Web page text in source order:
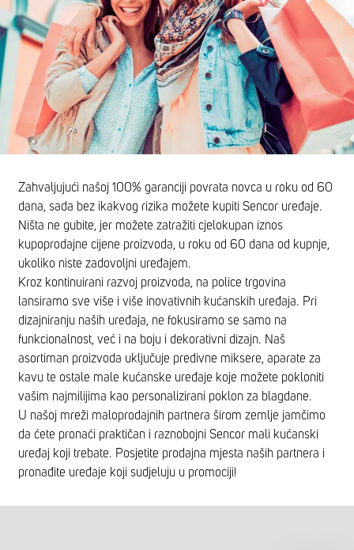
Zahvaljujući našoj 100% garanciji povrata novca u roku od 60
dana, sada bez ikakvog rizika možete kupiti Sencor uređaje.
Ništa ne gubite, jer možete zatražiti cjelokupan iznos
kupoprodajne cijene proizvoda, u roku od 60 dana od kupnje,
ukoliko niste zadovoljni uređajem.
Kroz kontinuirani razvoj proizvoda, na police trgovina
lansiramo sve više i više inovativnih kućanskih uređaja. Pri
dizajniranju naših uređaja, ne fokusiramo se samo na
funkcionalnost, već i na boju i dekorativni dizajn. Naš
asortiman proizvoda uključuje predivne miksere, aparate za
kavu te ostale male kućanske uređaje koje možete pokloniti
vašim najmilijima kao personalizirani poklon za blagdane.
U našoj mreži maloprodajnih partnera širom zemlje jamčimo
da ćete pronaći praktičan i raznobojni Sencor mali kućanski
uređaj koji trebate. Posjetite prodajna mjesta naših partnera i
pronađite uređaje koji sudjeluju u promociji!